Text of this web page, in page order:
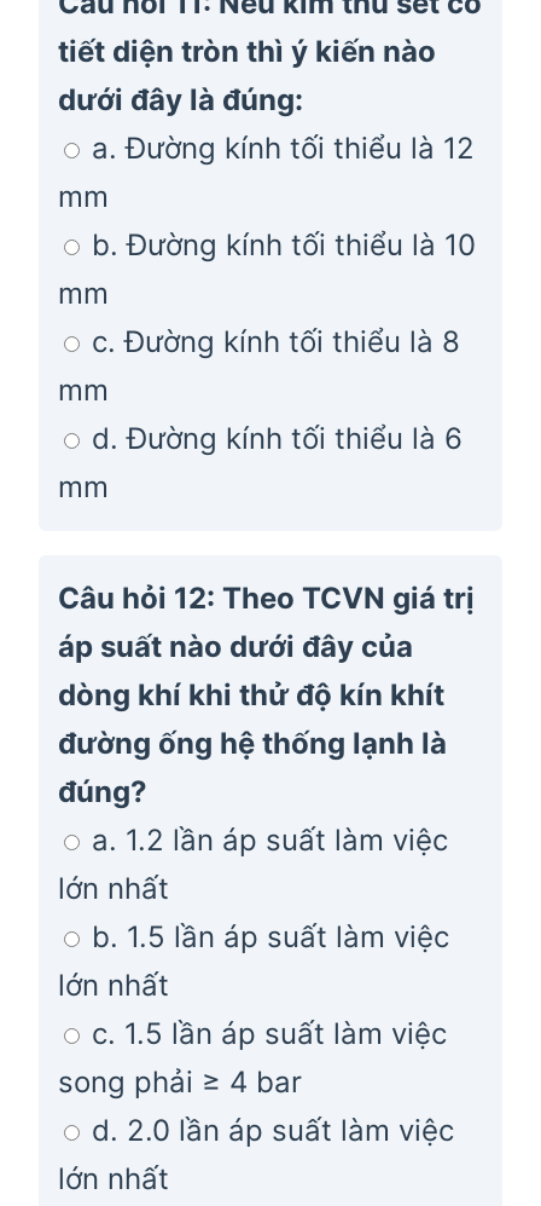
tiết diện tròn thì ý kiến nào
dưới đây là đúng:
a. Đường kính tối thiểu là 12
mm
b. Đường kính tối thiểu là 10
mm
c. Đường kính tối thiểu là 8
mm
d. Đường kính tối thiểu là 6
mm
Câu hỏi 12: Theo TCVN giá trị
áp suất nào dưới đây của
dòng khí khi thử độ kín khít
đường ống hệ thống lạnh là
đúng?
a. 1.2 lần áp suất làm việc
lớn nhất
b. 1.5 lần áp suất làm việc
lớn nhất
c. 1.5 lần áp suất làm việc
song phải ≥ 4 bar
d. 2.0 lần áp suất làm việc
lớn nhất